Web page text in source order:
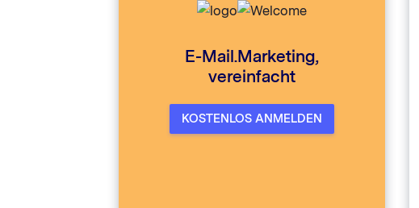
E-Mail.Marketing,
vereinfacht
KOSTENLOS ANMELDEN